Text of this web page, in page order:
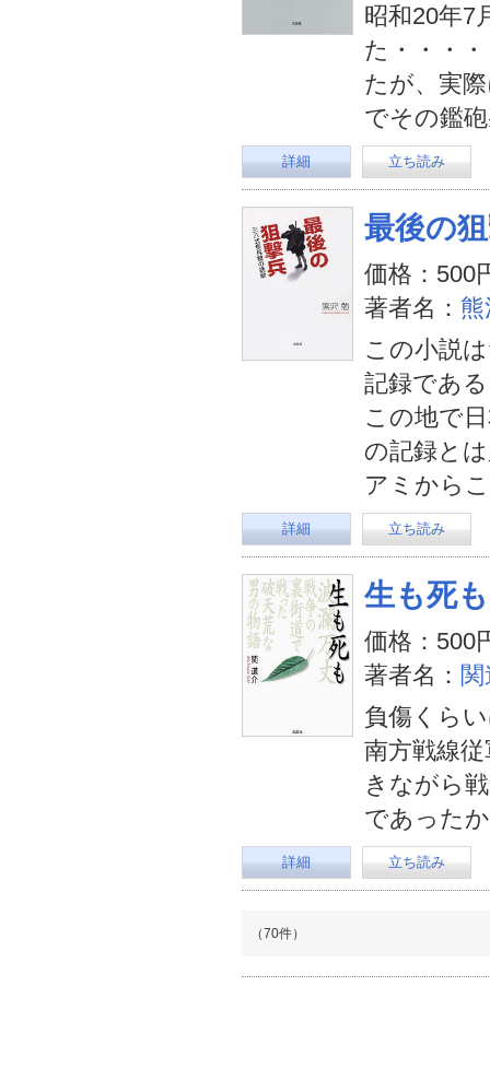
昭和20年7
た・・・
たが、実
でその鑑
詳細 立ち読み
最後の
価格：500
著者名：
この小説
記録であ
この地で
の記録と
アミから
詳細 立ち読み
生も死も
価格：500
著者名：
負傷くら
南方戦線
きながら
であった
詳細 立ち読み
（70件）